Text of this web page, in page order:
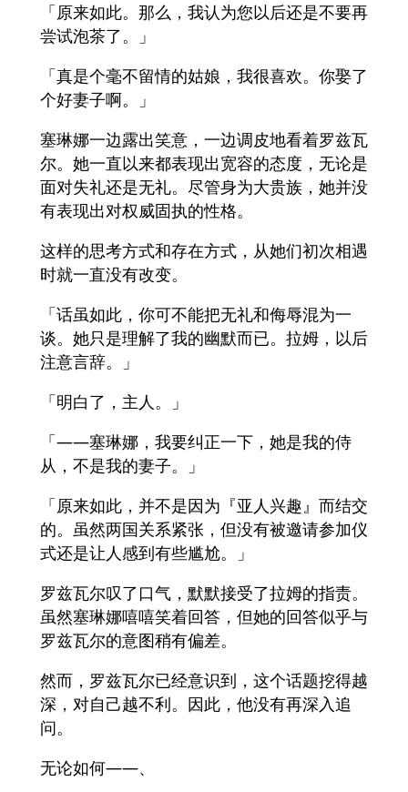
「原来如此。那么，我认为您以后还是不要再
尝试泡茶了。」
「真是个毫不留情的姑娘，我很喜欢。你娶了
个好妻子啊。」
塞琳娜一边露出笑意，一边调皮地看着罗兹瓦
尔。她一直以来都表现出宽容的态度，无论是
面对失礼还是无礼。尽管身为大贵族，她并没
有表现出对权威固执的性格。
这样的思考方式和存在方式，从她们初次相遇
时就一直没有改变。
「话虽如此，你可不能把无礼和侮辱混为一
谈。她只是理解了我的幽默而已。拉姆，以后
注意言辞。」
「明白了，主人。」
「――塞琳娜，我要纠正一下，她是我的侍
从，不是我的妻子。」
「原来如此，并不是因为『亚人兴趣』而结交
的。虽然两国关系紧张，但没有被邀请参加仪
式还是让人感到有些尴尬。」
罗兹瓦尔叹了口气，默默接受了拉姆的指责。
虽然塞琳娜嘻嘻笑着回答，但她的回答似乎与
罗兹瓦尔的意图稍有偏差。
然而，罗兹瓦尔已经意识到，这个话题挖得越
深，对自己越不利。因此，他没有再深入追
问。
无论如何――、